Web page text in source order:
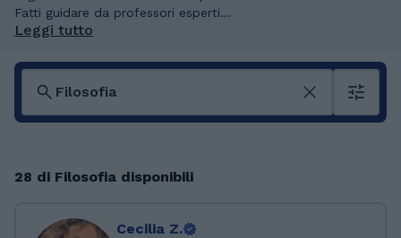
Fatti guidare da professori esperti...
Leggi tutto
28 di Filosofia disponibili
Cecilia Z.